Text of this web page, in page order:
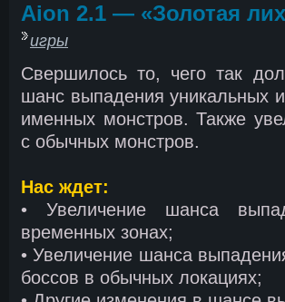
Aion 2.1 — «Золотая
игры
Свершилось то, чего так
шанс выпадения уникальных
именных монстров. Также
с обычных монстров.
Нас ждет:
• Увеличение шанса
временных зонах;
• Увеличение шанса
боссов в обычных локациях;